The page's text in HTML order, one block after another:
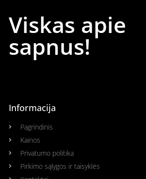
Viskas apie
sapnus!
Informacija
Pagrindinis
Kainos
Privatumo politika
Pirkimo sąlygos ir taisyklės